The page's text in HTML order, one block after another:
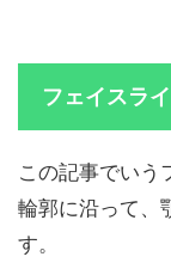
フェイスラ
この記事でいう
輪郭に沿って、
す。